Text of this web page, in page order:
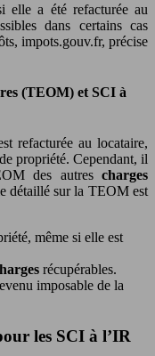
elle a été refacturée au
dans certains cas
impots.gouv.fr, précise
(TEOM) et SCI à
refacturée au locataire,
propriété. Cependant, il
des autres charges
détaillé sur la TEOM est
même si elle est
récupérables.
imposable de la
les SCI à l’IR